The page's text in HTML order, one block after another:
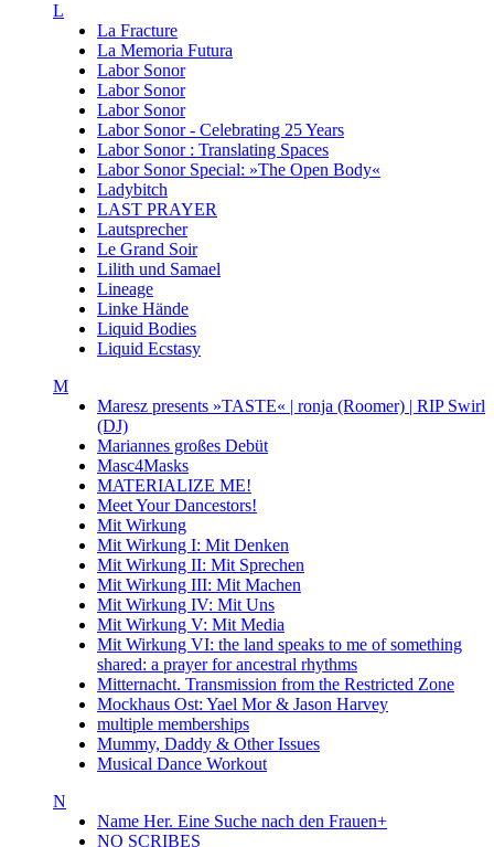
L
La Fracture
La Memoria Futura
Labor Sonor
Labor Sonor
Labor Sonor
Labor Sonor - Celebrating 25 Years
Labor Sonor : Translating Spaces
Labor Sonor Special: »The Open Body«
Ladybitch
LAST PRAYER
Lautsprecher
Le Grand Soir
Lilith und Samael
Lineage
Linke Hände
Liquid Bodies
Liquid Ecstasy
M
Maresz presents »TASTE« | ronja (Roomer) | RIP Swirl
(DJ)
Mariannes großes Debüt
Masc4Masks
MATERIALIZE ME!
Meet Your Dancestors!
Mit Wirkung
Mit Wirkung I: Mit Denken
Mit Wirkung II: Mit Sprechen
Mit Wirkung III: Mit Machen
Mit Wirkung IV: Mit Uns
Mit Wirkung V: Mit Media
Mit Wirkung VI: the land speaks to me of something
shared: a prayer for ancestral rhythms
Mitternacht. Transmission from the Restricted Zone
Mockhaus Ost: Yael Mor & Jason Harvey
multiple memberships
Mummy, Daddy & Other Issues
Musical Dance Workout
N
Name Her. Eine Suche nach den Frauen+
NO SCRIBES